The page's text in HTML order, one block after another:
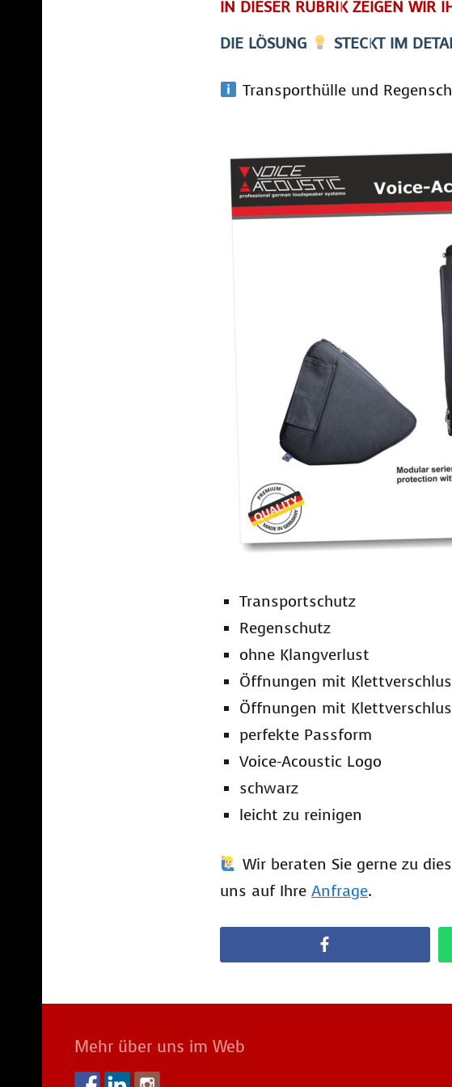
IN DIESER RUBRIK ZEIGEN WIR
DIE LÖSUNG
STECKT IM
Transporthülle und
Transportschutz
Regenschutz
ohne Klangverlust
Öffnungen mit
Öffnungen mit
perfekte Passform
Voice-Acoustic Logo
schwarz
leicht zu reinigen
Wir beraten Sie gerne zu
uns auf Ihre Anfrage.
Mehr über uns im Web